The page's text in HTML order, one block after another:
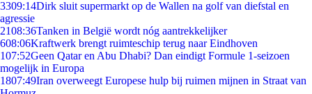
3309:14Dirk sluit supermarkt op de Wallen na golf van diefstal en
agressie
2108:36Tanken in België wordt nóg aantrekkelijker
608:06Kraftwerk brengt ruimteschip terug naar Eindhoven
107:52Geen Qatar en Abu Dhabi? Dan eindigt Formule 1-seizoen
mogelijk in Europa
1807:49Iran overweegt Europese hulp bij ruimen mijnen in Straat van